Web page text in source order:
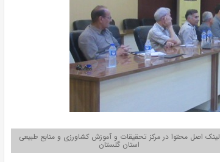
لینک اصل محتوا در مرکز تحقیقات و آموزش کشاورزی و منابع طبیعی
استان گلستان